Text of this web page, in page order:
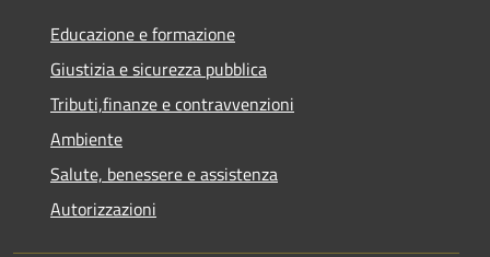
Educazione e formazione
Giustizia e sicurezza pubblica
Tributi,finanze e contravvenzioni
Ambiente
Salute, benessere e assistenza
Autorizzazioni